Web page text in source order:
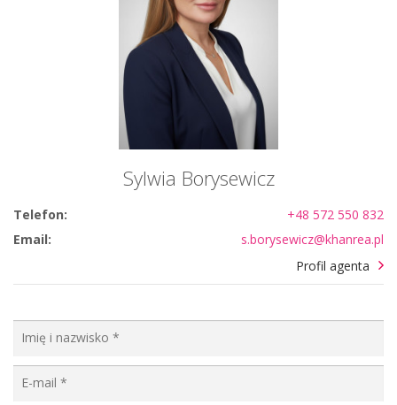
Sylwia Borysewicz
Telefon:
+48 572 550 832
Email:
s.borysewicz@khanrea.pl
Profil agenta